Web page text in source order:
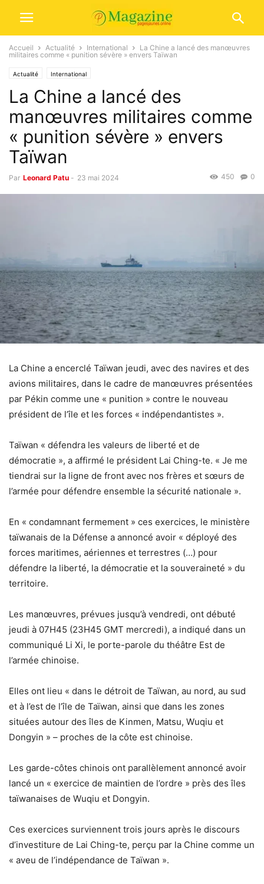
Accueil Actualité International
La Chine a lancé des manœuvres
militaires comme « punition sévère » envers Taïwan
Actualité International
La Chine a lancé des
manœuvres militaires comme
« punition sévère » envers
Taïwan
Par Leonard Patu - 23 mai 2024 0
450
La Chine a encerclé Taïwan jeudi, avec des navires et des
avions militaires, dans le cadre de manœuvres présentées
par Pékin comme une « punition » contre le nouveau
président de l’île et les forces « indépendantistes ».
Taïwan « défendra les valeurs de liberté et de
démocratie », a affirmé le président Lai Ching-te. « Je me
tiendrai sur la ligne de front avec nos frères et sœurs de
l’armée pour défendre ensemble la sécurité nationale ».
En « condamnant fermement » ces exercices, le ministère
taïwanais de la Défense a annoncé avoir « déployé des
forces maritimes, aériennes et terrestres (…) pour
défendre la liberté, la démocratie et la souveraineté » du
territoire.
Les manœuvres, prévues jusqu’à vendredi, ont débuté
jeudi à 07H45 (23H45 GMT mercredi), a indiqué dans un
communiqué Li Xi, le porte-parole du théâtre Est de
l’armée chinoise.
Elles ont lieu « dans le détroit de Taïwan, au nord, au sud
et à l’est de l’île de Taïwan, ainsi que dans les zones
situées autour des îles de Kinmen, Matsu, Wuqiu et
Dongyin » – proches de la côte est chinoise.
Les garde-côtes chinois ont parallèlement annoncé avoir
lancé un « exercice de maintien de l’ordre » près des îles
taïwanaises de Wuqiu et Dongyin.
Ces exercices surviennent trois jours après le discours
d’investiture de Lai Ching-te, perçu par la Chine comme un
« aveu de l’indépendance de Taïwan ».